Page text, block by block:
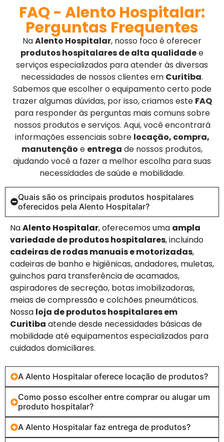
FAQ - Alento Hospitalar:
Perguntas Frequentes
NaAlento Hospitalar, nosso foco é oferecer
produtos hospitalares de alta qualidadee
serviços especializados para atender às diversas
necessidades de nossos clientes em Curitiba.
Sabemos que escolher o equipamento certo pode
trazer algumas dúvidas, por isso, criamos este FAQ
para responder às perguntas mais comuns sobre
nossos produtos e serviços. Aqui, você encontrará
informações essenciais sobre locação, compra,
manutenção e entrega de nossos produtos,
ajudando você a fazer a melhor escolha para suas
necessidades de saúde e mobilidade.
Quais são os principais produtos hospitalares
oferecidos pela Alento Hospitalar?
NaAlento Hospitalar, oferecemos uma ampla
variedade de produtos hospitalares, incluindo
cadeiras de rodas manuais e motorizadas,
cadeiras de banho e higiênicas, andadores, muletas,
guinchos para transferência de acamados,
aspiradores de secreção, botas imobilizadoras,
meias de compressão e colchões pneumáticos.
Nossa loja de produtos hospitalares em
Curitiba atende desde necessidades básicas de
mobilidade até equipamentos especializados para
cuidados domiciliares.
A Alento Hospitalar oferece locação de produtos?
Como posso escolher entre comprar ou alugar um
produto hospitalar?
A Alento Hospitalar faz entrega de produtos?